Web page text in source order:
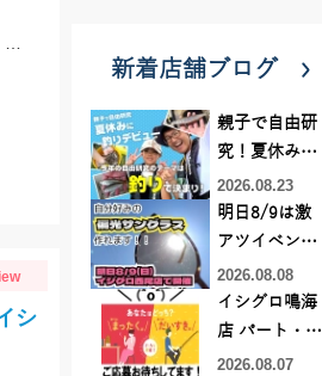
シ
新着店舗ブログ
親子で自由研
究！夏休みに
釣りデビュー
2026.08.23
明日8/9は激
アツイベント
日！！！～オ
ーダー偏光グ
ラス受注会～
2026.08.08
イシグロ鳴海
店 パート・ア
ルバイトスタ
2026.08.07